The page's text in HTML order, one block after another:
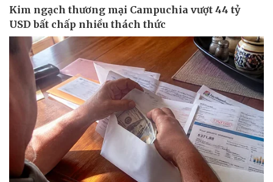
Chứng khoán
Giá cà phê